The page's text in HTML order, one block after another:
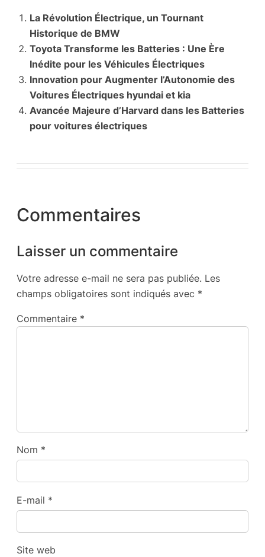
La Révolution Électrique, un Tournant
Historique de BMW
Toyota Transforme les Batteries : Une Ère
Inédite pour les Véhicules Électriques
Innovation pour Augmenter l’Autonomie des
Voitures Électriques hyundai et kia
Avancée Majeure d’Harvard dans les Batteries
pour voitures électriques
Commentaires
Laisser un commentaire
Votre adresse e-mail ne sera pas publiée. Les
champs obligatoires sont indiqués avec *
Commentaire *
Nom *
E-mail *
Site web